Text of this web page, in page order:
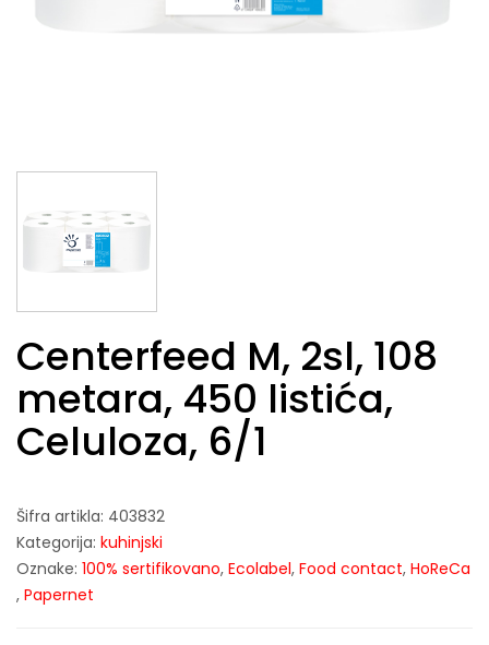
Centerfeed M, 2sl, 108
metara, 450 listića,
Celuloza, 6/1
Šifra artikla: 403832
Kategorija: kuhinjski
Oznake: 100% sertifikovano, Ecolabel, Food contact, HoReCa
, Papernet